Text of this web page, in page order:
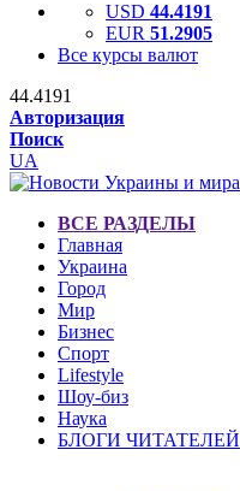
USD 44.4191
EUR 51.2905
Все курсы валют
44.4191
Авторизация
Поиск
UA
ВСЕ РАЗДЕЛЫ
Главная
Украина
Город
Мир
Бизнес
Спорт
Lifestyle
Шоу-биз
Наука
БЛОГИ ЧИТАТЕЛЕЙ